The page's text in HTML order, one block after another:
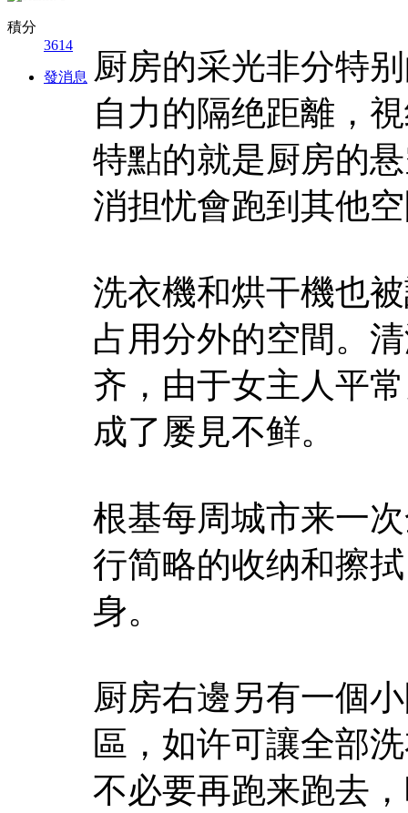
積分
3614
發消息
厨房的采光非分特
自力的隔绝距離，
特點的就是厨房的
消担忧會跑到其他
洗衣機和烘干機也
占用分外的空間。
齐，由于女主人平
成了屡見不鲜。
根基每周城市来一
行简略的收纳和擦
身。
厨房右邊另有一個
區，如许可讓全部
不必要再跑来跑去